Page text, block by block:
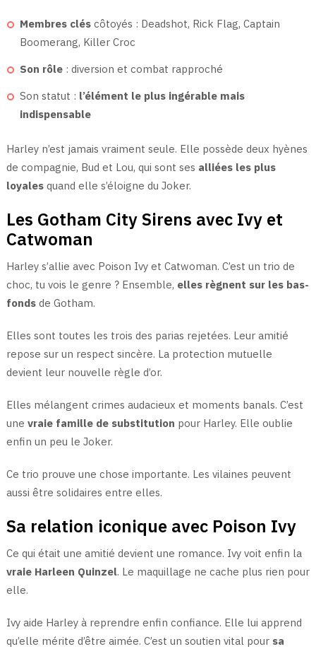
Membres clés côtoyés : Deadshot, Rick Flag, Captain
Boomerang, Killer Croc
Son rôle : diversion et combat rapproché
Son statut : l’élément le plus ingérable mais
indispensable
Harley n’est jamais vraiment seule. Elle possède deux hyènes
de compagnie, Bud et Lou, qui sont ses alliées les plus
loyalesquand elle s’éloigne du Joker.
Les Gotham City Sirens avec Ivy et
Catwoman
Harley s’allie avec Poison Ivy et Catwoman. C’est un trio de
choc, tu vois le genre ? Ensemble, elles règnent sur les bas-
fondsde Gotham.
Elles sont toutes les trois des parias rejetées. Leur amitié
repose sur un respect sincère. La protection mutuelle
devient leur nouvelle règle d’or.
Elles mélangent crimes audacieux et moments banals. C’est
une vraie famille de substitution pour Harley. Elle oublie
enfin un peu le Joker.
Ce trio prouve une chose importante. Les vilaines peuvent
aussi être solidaires entre elles.
Sa relation iconique avec Poison Ivy
Ce qui était une amitié devient une romance. Ivy voit enfin la
vraie Harleen Quinzel. Le maquillage ne cache plus rien pour
elle.
Ivy aide Harley à reprendre enfin confiance. Elle lui apprend
qu’elle mérite d’être aimée. C’est un soutien vital pour sa